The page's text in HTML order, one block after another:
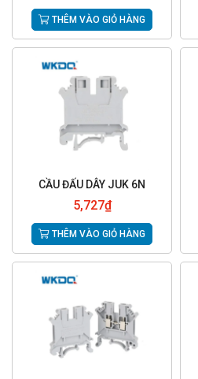
THÊM VÀO GIỎ HÀNG
CẦU ĐẤU DÂY JUK 6N
5,727₫
THÊM VÀO GIỎ HÀNG